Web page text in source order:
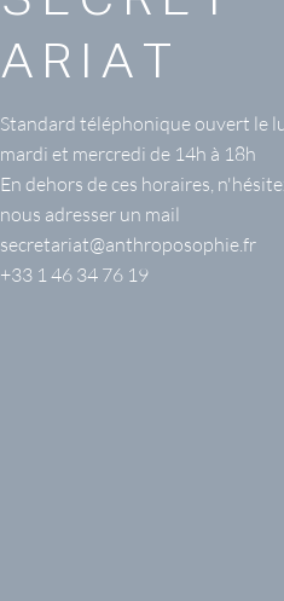
ARIAT
Standard téléphonique ouvert le
mardi et mercredi de 14h à 18h
En dehors de ces horaires,
nous adresser un mail
secretariat@anthroposophie.fr
+33 1 46 34 76 19